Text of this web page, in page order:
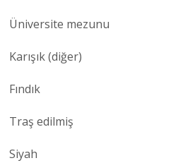
Üniversite mezunu
Karışık (diğer)
Fındık
Traş edilmiş
Siyah